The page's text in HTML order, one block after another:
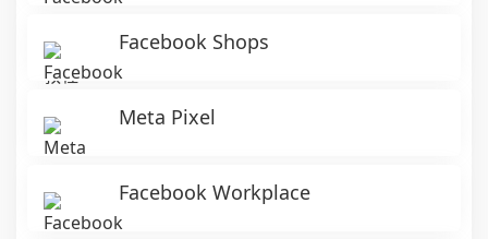
Facebook Shops
Meta Pixel
Facebook Workplace